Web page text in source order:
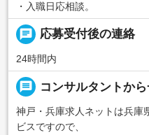
・入職日応相談。
chat 応募受付後の連絡
24時間内
message コンサルタントか
神戸・兵庫求人ネットは兵庫
ビスですので、